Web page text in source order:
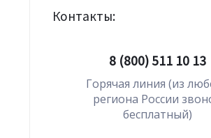
Контакты:
8 (800) 511 10 13
Горячая линия (из
региона России
бесплатный)